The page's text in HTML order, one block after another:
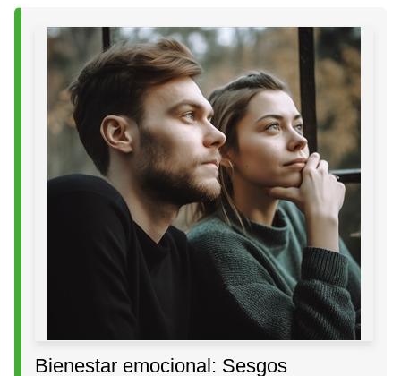
Bienestar emocional: Sesgos